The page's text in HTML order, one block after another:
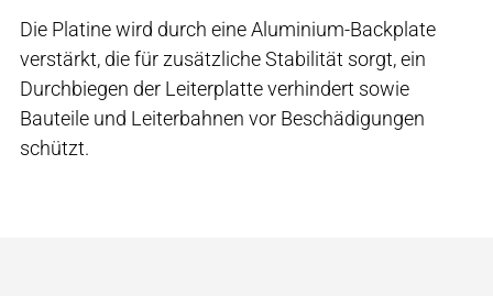
Die Platine wird durch eine Aluminium-Backplate
verstärkt, die für zusätzliche Stabilität sorgt, ein
Durchbiegen der Leiterplatte verhindert sowie
Bauteile und Leiterbahnen vor Beschädigungen
schützt.